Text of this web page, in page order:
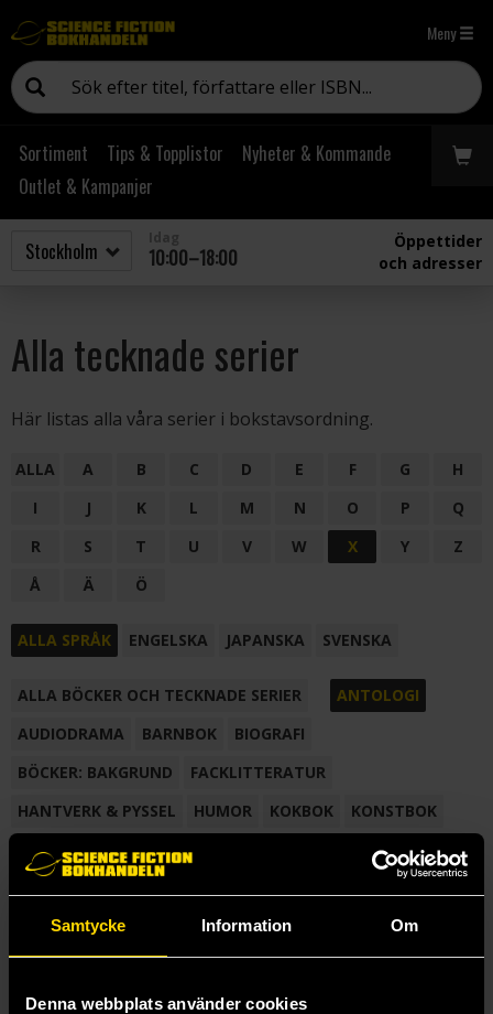
Samtycke Information Om
Denna webbplats använder cookies
Meny
Sortiment Tips & Topplistor
Nyheter & Kommande
Outlet & Kampanjer
10:00–18:00
Öppettider
och adresser
Alla tecknade serier
Här listas alla våra serier i bokstavsordning.
ALLA A B C D E F G
H
I
J K L M N O P
Q
R
S T U V W X Y
Z
Å
Ä Ö
ALLA SPRÅK ENGELSKA JAPANSKA SVENSKA
ALLA BÖCKER OCH TECKNADE SERIER
ANTOLOGI
AUDIODRAMA
BARNBOK
BIOGRAFI
BÖCKER: BAKGRUND
FACKLITTERATUR
HANTVERK & PYSSEL
HUMOR KOKBOK
KONSTBOK
KORTROMAN
LÄROBOK
NOVELL
SAMLINGSVOLYM
TECKNA & MÅLA TECKNAD SERIE